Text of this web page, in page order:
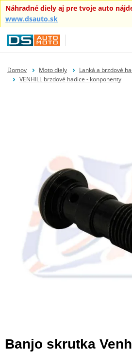
Náhradné diely aj pre tvoje auto
www.dsauto.sk
Domov Moto diely
Lanká a brzdové
VENHILL brzdové hadice - konponenty
Banjo skrutka